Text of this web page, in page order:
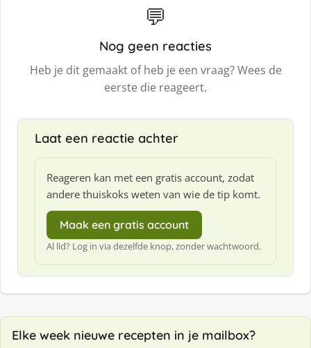
💬
Nog geen reacties
Heb je dit gemaakt of heb je een vraag? Wees de
eerste die reageert.
Laat een reactie achter
Reageren kan met een gratis account, zodat
andere thuiskoks weten van wie de tip komt.
Maak een gratis account
Al lid? Log in via dezelfde knop, zonder wachtwoord.
Elke week nieuwe recepten in je mailbox?